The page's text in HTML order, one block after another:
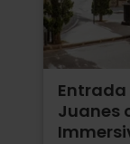
Entrada
Juanes